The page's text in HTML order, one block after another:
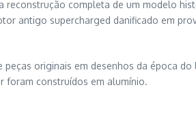
reconstrução completa de um modelo
antigo supercharged danificado em
originais em desenhos da época do
foram construídos em alumínio.